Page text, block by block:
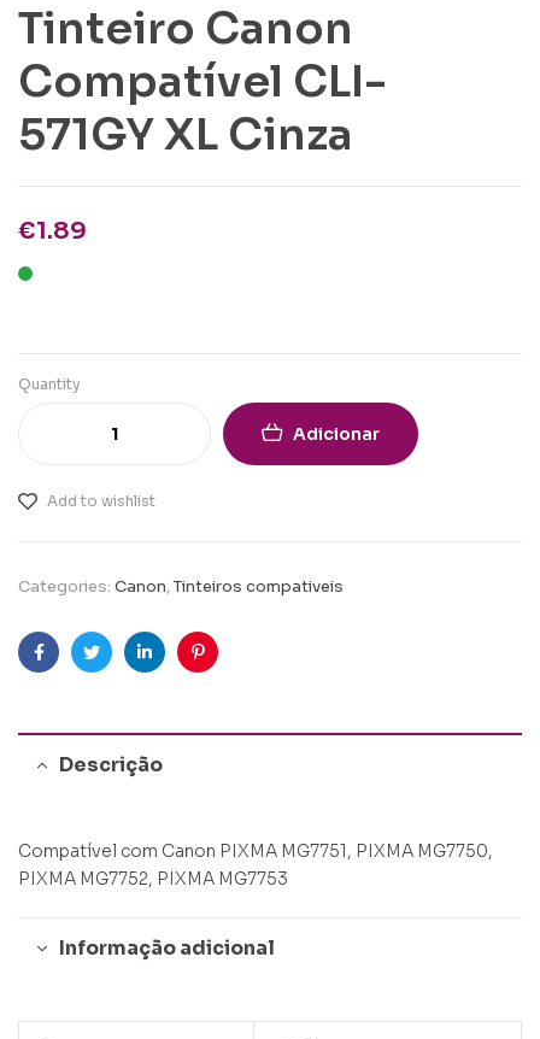
Tinteiro Canon
Compatível CLI-
571GY XL Cinza
€1.89
Quantity
Adicionar
Add to wishlist
Categories: Canon,Tinteiros compativeis
FacebookTwitterLinkedinPinterest
Descrição
Compatível com Canon PIXMA MG7751, PIXMA MG7750,
PIXMA MG7752, PIXMA MG7753
Informação adicional